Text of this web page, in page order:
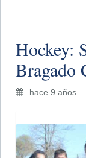
Hockey:
Bragado
hace 9 años